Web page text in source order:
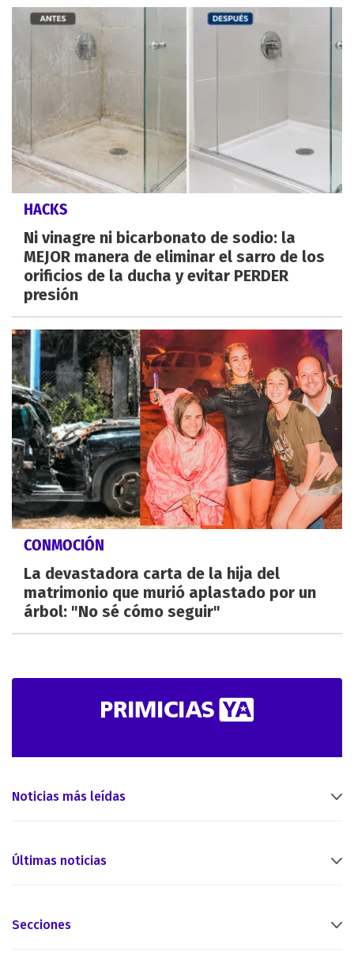
HACKS
Ni vinagre ni bicarbonato de sodio: la
MEJOR manera de eliminar el sarro de los
orificios de la ducha y evitar PERDER
presión
CONMOCIÓN
La devastadora carta de la hija del
matrimonio que murió aplastado por un
árbol: "No sé cómo seguir"
Noticias más leídas
Últimas noticias
Secciones